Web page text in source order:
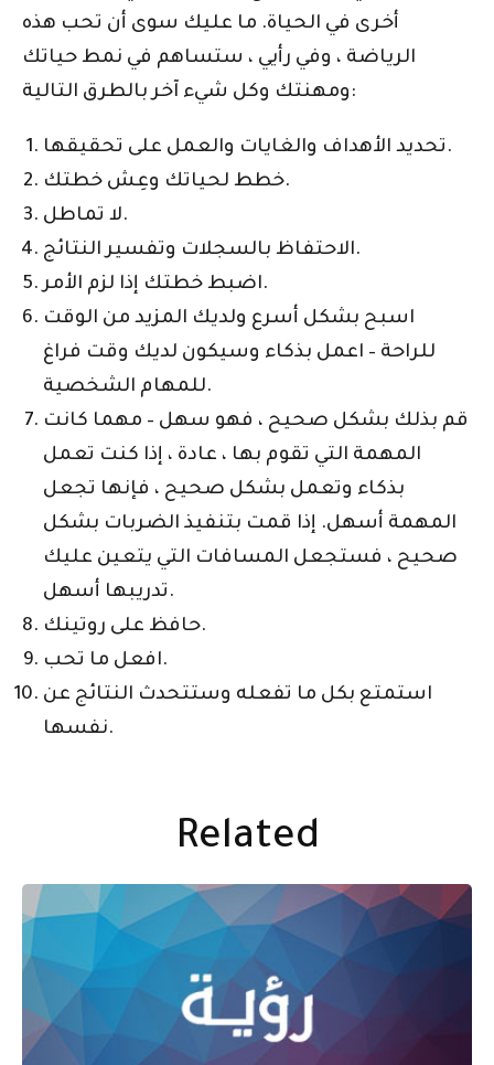
أخرى في الحياة. ما عليك سوى أن تحب هذه
الرياضة ، وفي رأيي ، ستساهم في نمط حياتك
ومهنتك وكل شيء آخر بالطرق التالية:
تحديد الأهداف والغايات والعمل على تحقيقها.
خطط لحياتك وعِش خطتك.
لا تماطل.
الاحتفاظ بالسجلات وتفسير النتائج.
اضبط خطتك إذا لزم الأمر.
اسبح بشكل أسرع ولديك المزيد من الوقت
للراحة – اعمل بذكاء وسيكون لديك وقت فراغ
للمهام الشخصية.
قم بذلك بشكل صحيح ، فهو سهل – مهما كانت
المهمة التي تقوم بها ، عادة ، إذا كنت تعمل
بذكاء وتعمل بشكل صحيح ، فإنها تجعل
المهمة أسهل. إذا قمت بتنفيذ الضربات بشكل
صحيح ، فستجعل المسافات التي يتعين عليك
تدريبها أسهل.
حافظ على روتينك.
افعل ما تحب.
استمتع بكل ما تفعله وستتحدث النتائج عن
نفسها.
Related